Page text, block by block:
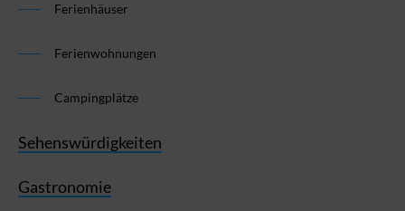
Ferienhäuser
Ferienwohnungen
Campingplätze
Sehenswürdigkeiten
Gastronomie